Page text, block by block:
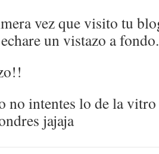
vez que visito tu
un vistazo a fondo.
no intentes lo de la
jajaja